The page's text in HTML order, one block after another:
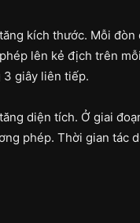
kích thước. Mỗi
lên kẻ địch trên
3 giây liên tiếp.
diện tích. Ở giai
phép. Thời gian tác